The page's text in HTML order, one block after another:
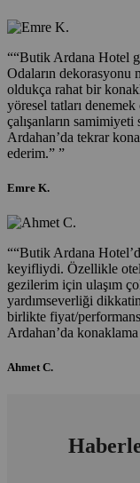
““Butik Ardana Hotel
Odaların dekorasyonu
oldukça rahat bir
yöresel tatları
çalışanların
Ardahan’da tekrar
ederim.” ”
Emre K.
““Butik Ardana
keyifliydi. Özellikle
gezilerim için ulaşım
yardımseverliği
birlikte fiyat/performans
Ardahan’da
Ahmet C.